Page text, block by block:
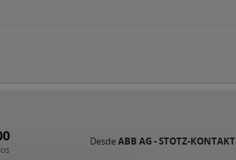
DesdeABB AG - STOTZ-KONTAKT